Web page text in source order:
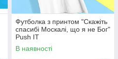
Футболка з принтом "Скажіть
спасибі Москалі, що я не Бог"
Push IT
В наявності